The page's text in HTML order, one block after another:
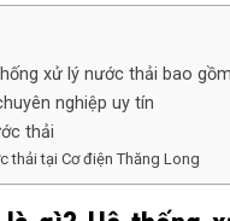
xử lý nước thải bao
nghiệp uy tín
thải
thải tại Cơ điện Thăng Long